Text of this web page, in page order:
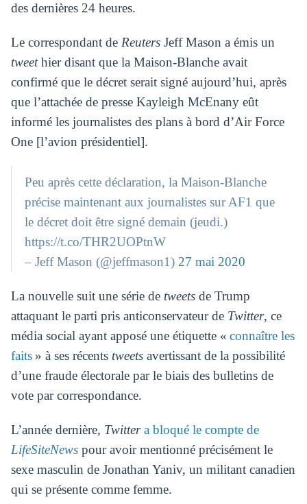
des dernières 24 heures.
Le correspondant de ReutersJeff Mason a émis un
tweethier disant que la Maison-Blanche avait
confirmé que le décret serait signé aujourd’hui, après
que l’attachée de presse Kayleigh McEnany eût
informé les journalistes des plans à bord d’Air Force
One [l’avion présidentiel].
Peu après cette déclaration, la Maison-Blanche
précise maintenant aux journalistes sur AF1 que
le décret doit être signé demain (jeudi.)
https://t.co/THR2UOPtnW
– Jeff Mason (@jeffmason1) 27 mai 2020
La nouvelle suit une série de tweetsde Trump
attaquant le parti pris anticonservateur de Twitter, ce
média social ayant apposé une étiquette « connaître les
faits» à ses récents tweetsavertissant de la possibilité
d’une fraude électorale par le biais des bulletins de
vote par correspondance.
L’année dernière, Twitter a bloqué le compte de
LifeSiteNewspour avoir mentionné précisément le
sexe masculin de Jonathan Yaniv, un militant canadien
qui se présente comme femme.